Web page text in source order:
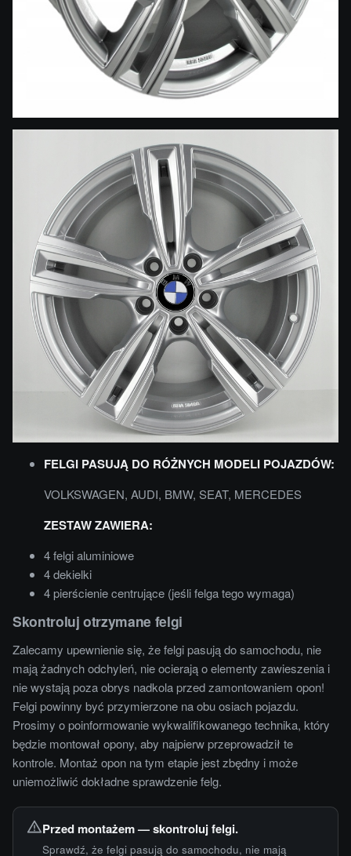
FELGI PASUJĄ DO RÓŻNYCH MODELI POJAZDÓW:
VOLKSWAGEN, AUDI, BMW, SEAT, MERCEDES
ZESTAW ZAWIERA:
4 felgi aluminiowe
4 dekielki
4 pierścienie centrujące (jeśli felga tego wymaga)
Skontroluj otrzymane felgi
Zalecamy upewnienie się, że felgi pasują do samochodu, nie
mają żadnych odchyleń, nie ocierają o elementy zawieszenia i
nie wystają poza obrys nadkola przed zamontowaniem opon!
Felgi powinny być przymierzone na obu osiach pojazdu.
Prosimy o poinformowanie wykwalifikowanego technika, który
będzie montował opony, aby najpierw przeprowadził te
kontrole. Montaż opon na tym etapie jest zbędny i może
uniemożliwić dokładne sprawdzenie felg.
Przed montażem — skontroluj felgi.
Sprawdź, że felgi pasują do samochodu, nie mają